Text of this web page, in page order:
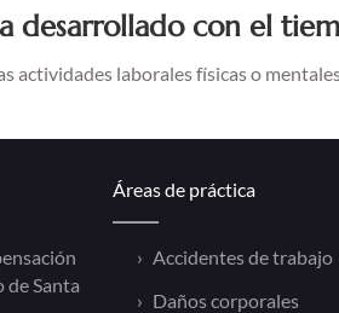
desarrollado con el
laborales físicas o
de Santa
Áreas de práctica
Accidentes de trabajo
Daños corporales